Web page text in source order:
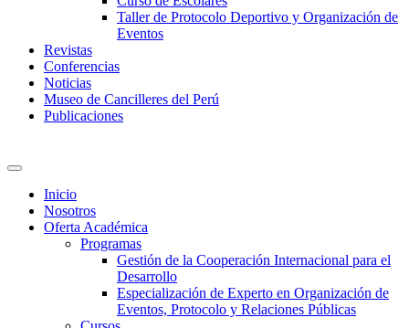
Taller de Protocolo Deportivo y Organización de
Eventos
Revistas
Conferencias
Noticias
Museo de Cancilleres del Perú
Publicaciones
Inicio
Nosotros
Oferta Académica
Programas
Gestión de la Cooperación Internacional para el
Desarrollo
Especialización de Experto en Organización de
Eventos, Protocolo y Relaciones Públicas